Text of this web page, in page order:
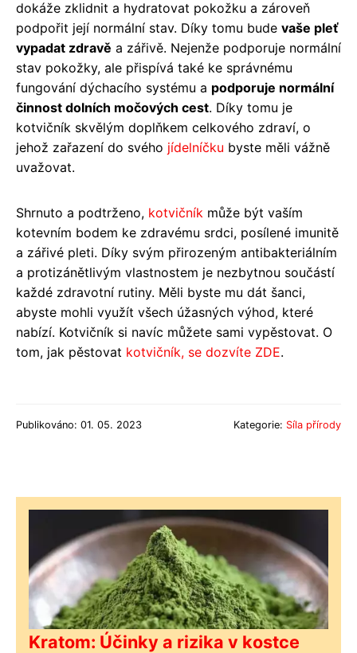
dokáže zklidnit a hydratovat pokožku a zároveň
podpořit její normální stav. Díky tomu bude vaše pleť
vypadat zdravě a zářivě. Nejenže podporuje normální
stav pokožky, ale přispívá také ke správnému
fungování dýchacího systému a podporuje normální
činnost dolních močových cest. Díky tomu je
kotvičník skvělým doplňkem celkového zdraví, o
jehož zařazení do svého jídelníčku byste měli vážně
uvažovat.
Shrnuto a podtrženo, kotvičník může být vaším
kotevním bodem ke zdravému srdci, posílené imunitě
a zářivé pleti. Díky svým přirozeným antibakteriálním
a protizánětlivým vlastnostem je nezbytnou součástí
každé zdravotní rutiny. Měli byste mu dát šanci,
abyste mohli využít všech úžasných výhod, které
nabízí. Kotvičník si navíc můžete sami vypěstovat. O
tom, jak pěstovat kotvičník, se dozvíte ZDE.
Publikováno: 01. 05. 2023 Kategorie: Síla přírody
Kratom: Účinky a rizika v kostce